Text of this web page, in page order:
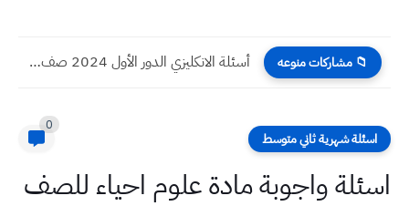
📁 مشاركات منوعه أسئلة الانكليزي الدور الأول 2024 صف السادس الابتدائي
اسئلة شهرية ثاني متوسط
0
اسئلة واجوبة مادة علوم احياء للصف